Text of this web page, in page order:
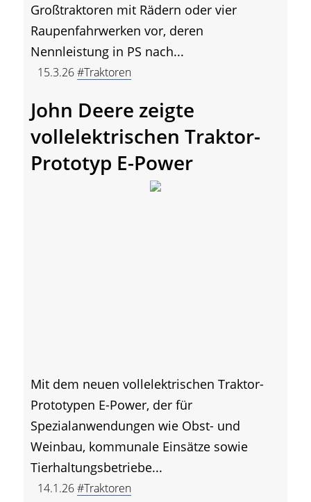
Großtraktoren mit Rädern oder vier
Raupenfahrwerken vor, deren
Nennleistung in PS nach...
15.3.26#Traktoren
John Deere zeigte
vollelektrischen Traktor-
Prototyp E-Power
Mit dem neuen vollelektrischen Traktor-
Prototypen E-Power, der für
Spezialanwendungen wie Obst- und
Weinbau, kommunale Einsätze sowie
Tierhaltungsbetriebe...
14.1.26#Traktoren